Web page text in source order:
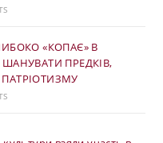
«КОПАЄ» В
ПРЕДКІВ,